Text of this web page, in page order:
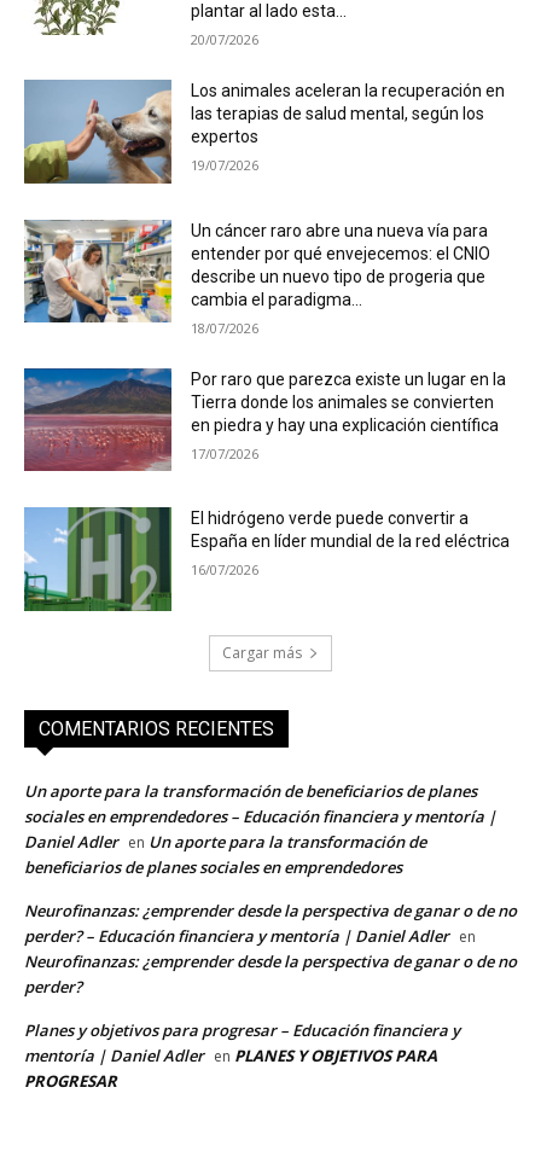
plantar al lado esta...
20/07/2026
Los animales aceleran la recuperación en
las terapias de salud mental, según los
expertos
19/07/2026
Un cáncer raro abre una nueva vía para
entender por qué envejecemos: el CNIO
describe un nuevo tipo de progeria que
cambia el paradigma...
18/07/2026
Por raro que parezca existe un lugar en la
Tierra donde los animales se convierten
en piedra y hay una explicación científica
17/07/2026
El hidrógeno verde puede convertir a
España en líder mundial de la red eléctrica
16/07/2026
Cargar más
COMENTARIOS RECIENTES
Un aporte para la transformación de beneficiarios de planes
sociales en emprendedores – Educación financiera y mentoría |
Daniel Adler en Un aporte para la transformación de
beneficiarios de planes sociales en emprendedores
Neurofinanzas: ¿emprender desde la perspectiva de ganar o de no
perder? – Educación financiera y mentoría | Daniel Adler en
Neurofinanzas: ¿emprender desde la perspectiva de ganar o de no
perder?
Planes y objetivos para progresar – Educación financiera y
mentoría | Daniel Adler en PLANES Y OBJETIVOS PARA
PROGRESAR